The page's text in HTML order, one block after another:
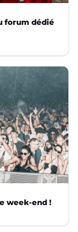
forum dédié
week-end !